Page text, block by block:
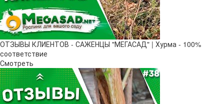
ОТЗЫВЫ КЛИЕНТОВ - САЖЕНЦЫ "МЕГАСАД" | Хурма - 100%
соответствие
Смотреть